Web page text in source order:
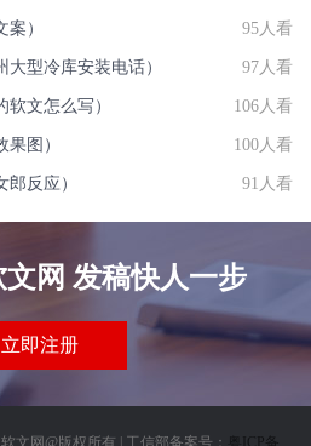
） 95人看
型冷库安装电话） 97人看
文怎么写） 106人看
图） 100人看
反应） 91人看
网 发稿快人一步
立即注册
文网@版权所有 | 工信部备案号： 粤ICP备